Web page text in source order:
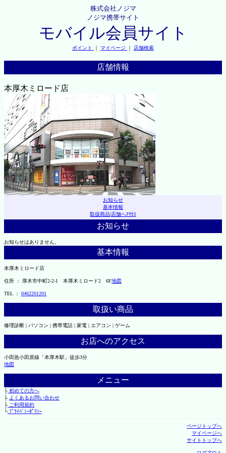
株式会社ノジマ
ノジマ携帯サイト
モバイル会員サイト
ポイント ｜ マイページ ｜ 店舗検索
店舗情報
本厚木ミロード店
お知らせ
基本情報
取扱商品|店舗へｱｸｾｽ
お知らせ
お知らせはありません。
基本情報
本厚木ミロード店
住所 ： 厚木市中町2-2-1 本厚木ミロード2 6F地図
TEL ： 0462201201
取扱い商品
修理診断 | パソコン | 携帯電話 | 家電 | エアコン | ゲーム
お店へのアクセス
小田急小田原線「本厚木駅」徒歩3分
地図
メニュー
├初めての方へ
├ よくあるお問い合わせ
├ご利用規約
└ﾌﾟﾗｲﾊﾞｼｰﾎﾟﾘｼｰ
ページトップへ
マイページへ
サイトトップへ